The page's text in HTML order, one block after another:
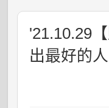
'21.10.29
出最好的